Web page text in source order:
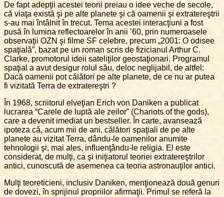
De fapt adepţii acestei teorii preiau o idee veche de secole,
că viaţa există şi pe alte planete şi că oamenii şi extratereştrii
s-au mai întâlnit în trecut. Tema acestei interacţiuni a fost
pusă în lumina reflectoarelor în anii ’60, prin numeroasele
observaţii OZN şi filme SF celebre, precum „2001: O odisee
spaţială”, bazat pe un roman scris de fizicianul Arthur C.
Clarke, promotorul ideii sateliţilor geostaţionari. Programul
spaţial a avut desigur rolul său, deloc neglijabil, de altfel:
Dacă oamenii pot călători pe alte planete, de ce nu ar putea
fi vizitată Terra de extratereştri ?
În 1968, scriitorul elveţian Erich von Daniken a publicat
lucrarea “Carele de luptă ale zeilor” (Chariots of the gods),
care a devenit imediat un bestseller. În carte, avansează
ipoteza că, acum mii de ani, călători spaţiali de pe alte
planete au vizitat Terra, dându-le oamenilor anumite
tehnologii şi, mai ales, influenţându-le religia. El este
considerat, de mulţi, ca şi iniţiatorul teoriei extratereştrilor
antici, cunoscută de asemenea ca teoria astronauţilor antici.
Mulţi teoreticieni, inclusiv Daniken, menţionează două genuri
de dovezi, în sprijinul propriilor afirmaţii. Primul se referă la